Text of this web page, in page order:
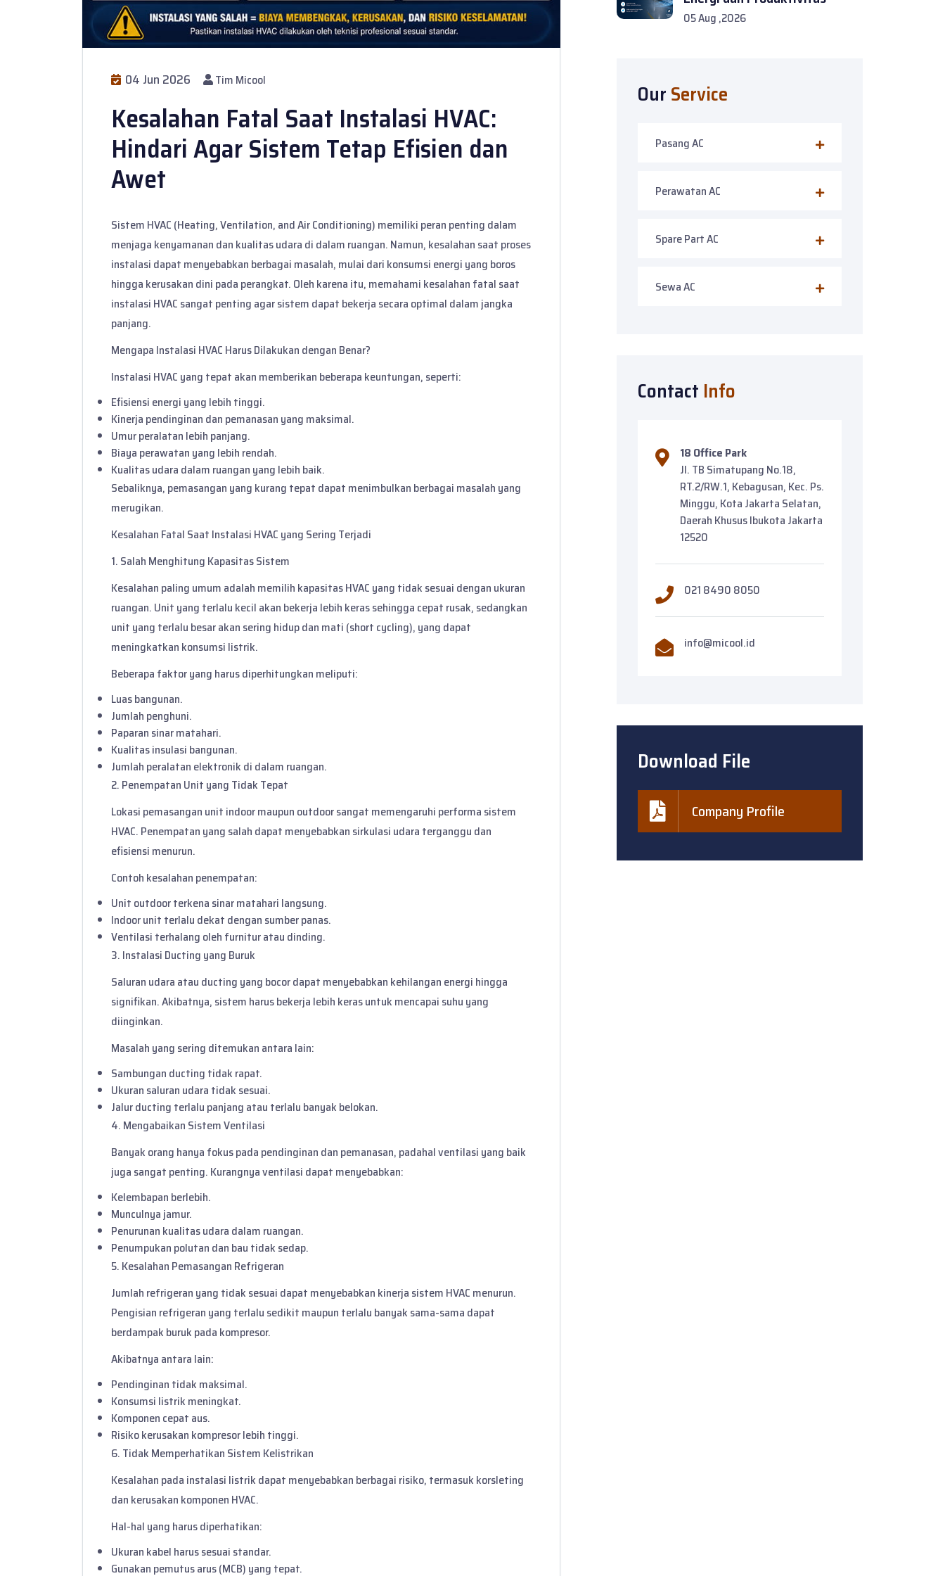
04 Jun 2026 Tim Micool
Kesalahan Fatal Saat Instalasi HVAC:
Hindari Agar Sistem Tetap Efisien dan
Awet
Sistem HVAC (Heating, Ventilation, and Air Conditioning) memiliki peran penting dalam
menjaga kenyamanan dan kualitas udara di dalam ruangan. Namun, kesalahan saat proses
instalasi dapat menyebabkan berbagai masalah, mulai dari konsumsi energi yang boros
hingga kerusakan dini pada perangkat. Oleh karena itu, memahami kesalahan fatal saat
instalasi HVAC sangat penting agar sistem dapat bekerja secara optimal dalam jangka
panjang.
Mengapa Instalasi HVAC Harus Dilakukan dengan Benar?
Instalasi HVAC yang tepat akan memberikan beberapa keuntungan, seperti:
Efisiensi energi yang lebih tinggi.
Kinerja pendinginan dan pemanasan yang maksimal.
Umur peralatan lebih panjang.
Biaya perawatan yang lebih rendah.
Kualitas udara dalam ruangan yang lebih baik.
Sebaliknya, pemasangan yang kurang tepat dapat menimbulkan berbagai masalah yang
merugikan.
Kesalahan Fatal Saat Instalasi HVAC yang Sering Terjadi
1. Salah Menghitung Kapasitas Sistem
Kesalahan paling umum adalah memilih kapasitas HVAC yang tidak sesuai dengan ukuran
ruangan. Unit yang terlalu kecil akan bekerja lebih keras sehingga cepat rusak, sedangkan
unit yang terlalu besar akan sering hidup dan mati (short cycling), yang dapat
meningkatkan konsumsi listrik.
Beberapa faktor yang harus diperhitungkan meliputi:
Luas bangunan.
Jumlah penghuni.
Paparan sinar matahari.
Kualitas insulasi bangunan.
Jumlah peralatan elektronik di dalam ruangan.
2. Penempatan Unit yang Tidak Tepat
Lokasi pemasangan unit indoor maupun outdoor sangat memengaruhi performa sistem
HVAC. Penempatan yang salah dapat menyebabkan sirkulasi udara terganggu dan
efisiensi menurun.
Contoh kesalahan penempatan:
Unit outdoor terkena sinar matahari langsung.
Indoor unit terlalu dekat dengan sumber panas.
Ventilasi terhalang oleh furnitur atau dinding.
3. Instalasi Ducting yang Buruk
Saluran udara atau ducting yang bocor dapat menyebabkan kehilangan energi hingga
signifikan. Akibatnya, sistem harus bekerja lebih keras untuk mencapai suhu yang
diinginkan.
Masalah yang sering ditemukan antara lain:
Sambungan ducting tidak rapat.
Ukuran saluran udara tidak sesuai.
Jalur ducting terlalu panjang atau terlalu banyak belokan.
4. Mengabaikan Sistem Ventilasi
Banyak orang hanya fokus pada pendinginan dan pemanasan, padahal ventilasi yang baik
juga sangat penting. Kurangnya ventilasi dapat menyebabkan:
Kelembapan berlebih.
Munculnya jamur.
Penurunan kualitas udara dalam ruangan.
Penumpukan polutan dan bau tidak sedap.
5. Kesalahan Pemasangan Refrigeran
Jumlah refrigeran yang tidak sesuai dapat menyebabkan kinerja sistem HVAC menurun.
Pengisian refrigeran yang terlalu sedikit maupun terlalu banyak sama-sama dapat
berdampak buruk pada kompresor.
Akibatnya antara lain:
Pendinginan tidak maksimal.
Konsumsi listrik meningkat.
Komponen cepat aus.
Risiko kerusakan kompresor lebih tinggi.
6. Tidak Memperhatikan Sistem Kelistrikan
Kesalahan pada instalasi listrik dapat menyebabkan berbagai risiko, termasuk korsleting
dan kerusakan komponen HVAC.
Hal-hal yang harus diperhatikan:
Ukuran kabel harus sesuai standar.
Gunakan pemutus arus (MCB) yang tepat.
05 Aug ,2026
OurService
Pasang AC
Perawatan AC
Spare Part AC
Sewa AC
Contact Info
18 Office Park
Jl. TB Simatupang No.18,
RT.2/RW.1, Kebagusan, Kec. Ps.
Minggu, Kota Jakarta Selatan,
Daerah Khusus Ibukota Jakarta
12520
021 8490 8050
info@micool.id
Download File
Company Profile